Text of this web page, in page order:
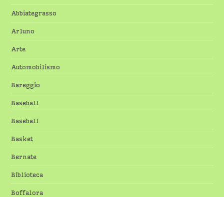
Abbiategrasso
Arluno
Arte
Automobilismo
Bareggio
Baseball
Baseball
Basket
Bernate
Biblioteca
Boffalora